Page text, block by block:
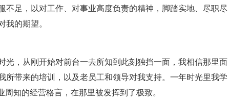
不足，以对工作、对事业高度负责的精神，脚踏实地、尽职尽
我的期望。
光，从刚开始对前台一去所知到此刻独挡一面，我相信那里面
所带来的培训，以及老员工和领导对我支持。一年时光里我学
知的经营格言，在那里被发挥到了极致。